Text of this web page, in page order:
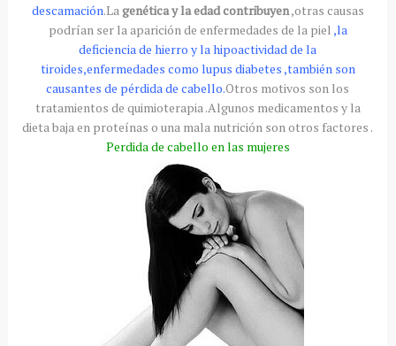
descamación.Lagenética y la edad contribuyen,otras causas
podrían ser la aparición de enfermedades de la piel ,la
deficiencia de hierro y lahipoactividadde la
tiroides,enfermedades como lupus diabetes ,también son
causantes de pérdida de cabello.Otros motivos son los
tratamientos de quimioterapia .Algunos medicamentos y la
dieta baja en proteínas o una mala nutrición son otros factores .
Perdida de cabello en las mujeres